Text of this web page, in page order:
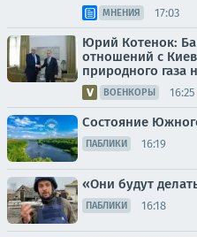
МНЕНИЯ 17:03
Юрий Котенок:
отношений с
природного газа
ВОЕНКОРЫ 16:25
Состояние
ПАБЛИКИ 16:19
«Они будут
ПАБЛИКИ 16:18